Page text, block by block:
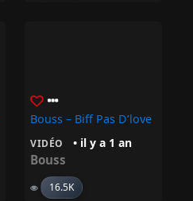
Bouss – Biff Pas D’love
VIDÉO • il y a 1 an
Bouss
16.5K